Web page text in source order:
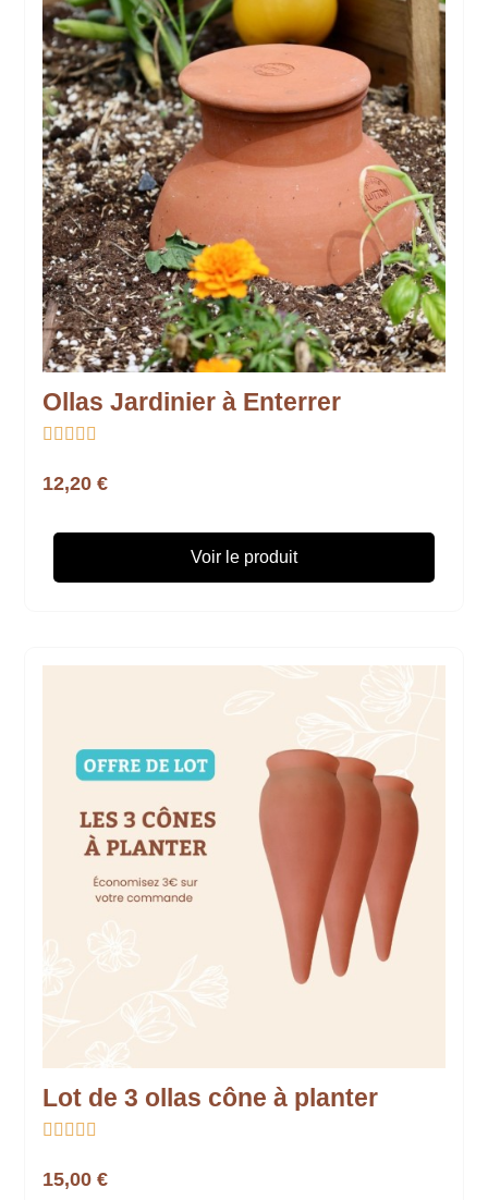
Ollas Jardinier à Enterrer
    
12,20 €
Voir le produit
Lot de 3 ollas cône à planter
    
15,00 €